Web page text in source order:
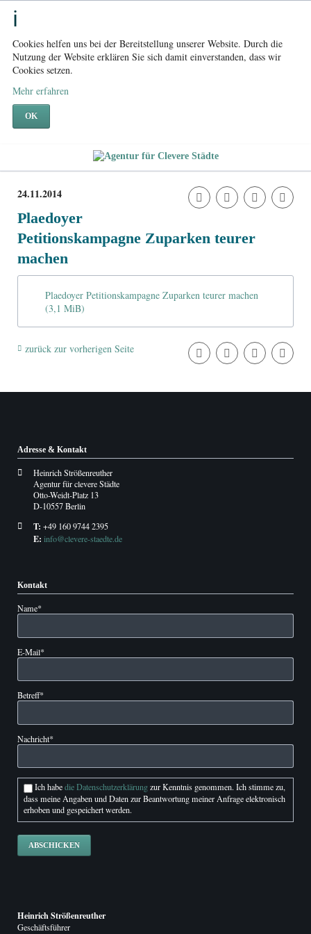
Cookies helfen uns bei der Bereitstellung unserer Website. Durch die
Nutzung der Website erklären Sie sich damit einverstanden, dass wir
Cookies setzen.
Mehr erfahren
OK
24.11.2014
Plaedoyer
Petitionskampagne Zuparken teurer
machen
Plaedoyer Petitionskampagne Zuparken teurer machen
(3,1 MiB)
zurück zur vorherigen Seite
Adresse & Kontakt
Heinrich Strößenreuther
Agentur für clevere Städte
Otto-Weidt-Platz 13
D-10557 Berlin
T: +49 160 9744 2395
E: info@clevere-staedte.de
Kontakt
Pflichtfeld
Name*
Pflichtfeld
E-Mail*
Pflichtfeld
Betreff*
Pflichtfeld
Nachricht*
Ich habedie Datenschutzerklärungzur Kenntnis genommen. Ich stimme zu,
dass meine Angaben und Daten zur Beantwortung meiner Anfrage elektronisch
erhoben und gespeichert werden.
ABSCHICKEN
Heinrich Strößenreuther
Geschäftsführer